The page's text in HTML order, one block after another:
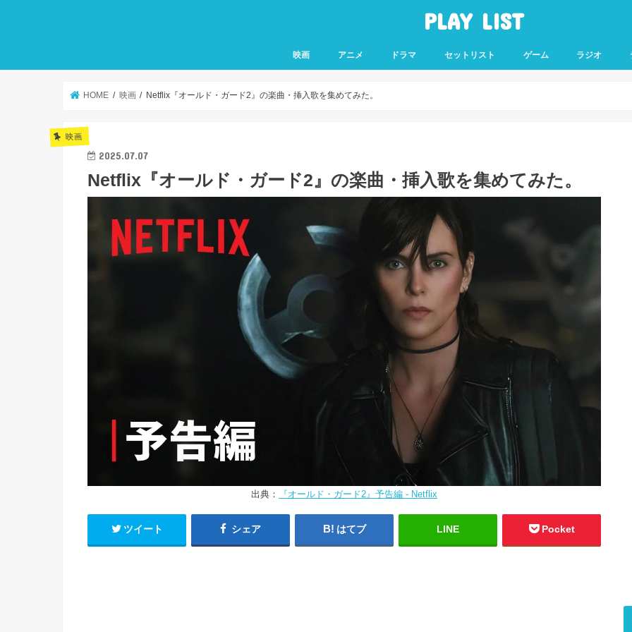
PLAY LIST
映画 アニメ ドラマ セットリスト ゲーム ラジオ
HOME 映画 Netflix『オールド・ガード2』の楽曲・挿入歌を集めてみた。
映画
2025.07.07
Netflix『オールド・ガード2』の楽曲・挿入歌を集めてみた。
出典： 『オールド・ガード2』予告編 - Netflix
ツイート シェア はてブ LINE Pocket